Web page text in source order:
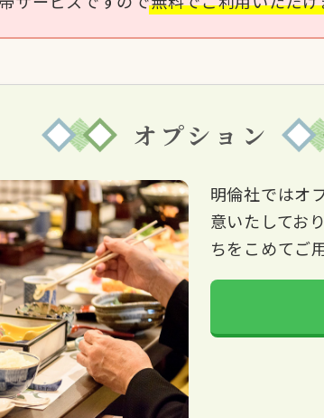
オプション
明倫社ではオ
意いたしてお
ちをこめてご